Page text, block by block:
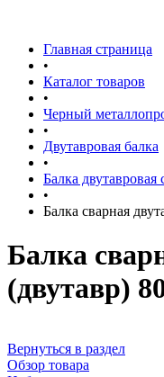
Главная страница
•
Каталог товаров
•
Черный
•
Двутавровая балка
•
Балка двутавровая
•
Балка сварная
Балка
(двутавр)
Вернуться в раздел
Обзор товара